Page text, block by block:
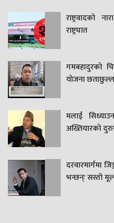
राष्ट्रवादको
राष्ट्रघात
गमबहादुरकाे
याेजना छताछुल्ल
मलाई
अख्तियारको
दरवारमार्गमा
भन्छन्ः सस्तो